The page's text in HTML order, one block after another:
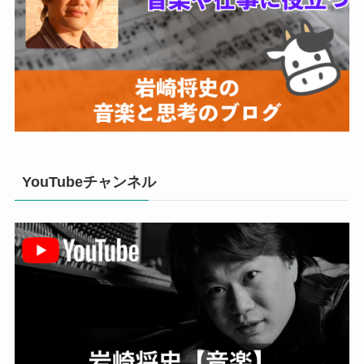
YouTubeチャンネル